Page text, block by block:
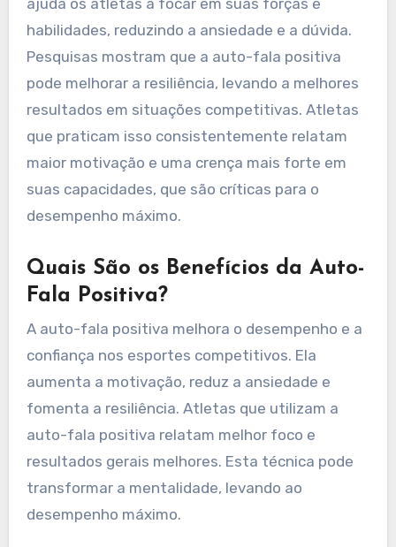
habilidades, reduzindo a ansiedade e a dúvida.
Pesquisas mostram que a auto-fala positiva
pode melhorar a resiliência, levando a melhores
resultados em situações competitivas. Atletas
que praticam isso consistentemente relatam
maior motivação e uma crença mais forte em
suas capacidades, que são críticas para o
desempenho máximo.
Quais São os Benefícios da Auto-
Fala Positiva?
A auto-fala positiva melhora o desempenho e a
confiança nos esportes competitivos. Ela
aumenta a motivação, reduz a ansiedade e
fomenta a resiliência. Atletas que utilizam a
auto-fala positiva relatam melhor foco e
resultados gerais melhores. Esta técnica pode
transformar a mentalidade, levando ao
desempenho máximo.